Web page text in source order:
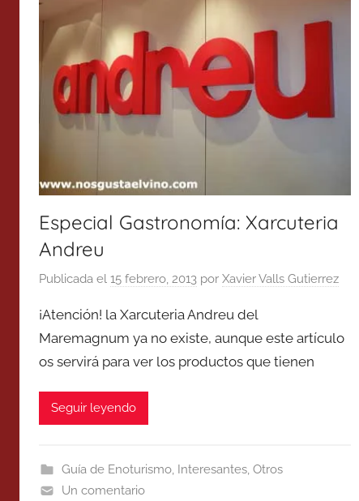
Especial Gastronomía: Xarcuteria
Andreu
Publicada el 15 febrero, 2013 por Xavier Valls Gutierrez
¡Atención! la Xarcuteria Andreu del
Maremagnum ya no existe, aunque este artículo
os servirá para ver los productos que tienen
Seguir leyendo
Guía de Enoturismo, Interesantes, Otros
Un comentario